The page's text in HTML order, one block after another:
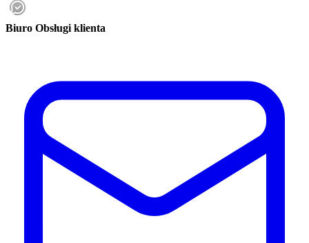
Biuro Obsługi klienta